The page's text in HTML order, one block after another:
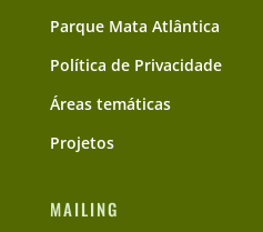
Parque Mata Atlântica
Política de Privacidade
Áreas temáticas
Projetos
MAILING